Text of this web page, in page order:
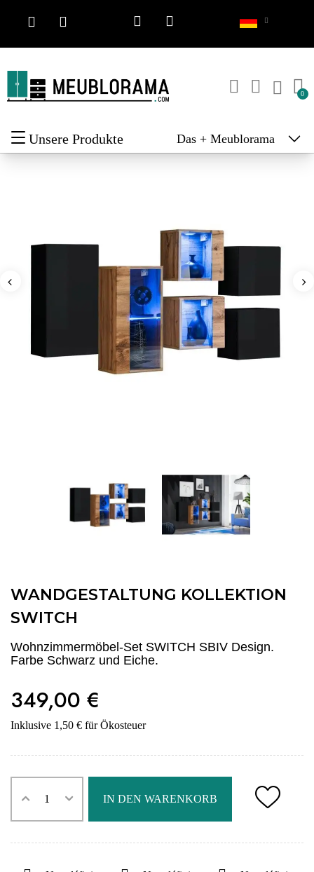
Unsere Produkte Das + Meublorama
WANDGESTALTUNG KOLLEKTION
SWITCH
Wohnzimmermöbel-Set SWITCH SBIV Design.
Farbe Schwarz und Eiche.
349,00 €
Inklusive 1,50 € für Ökosteuer
IN DEN WARENKORB